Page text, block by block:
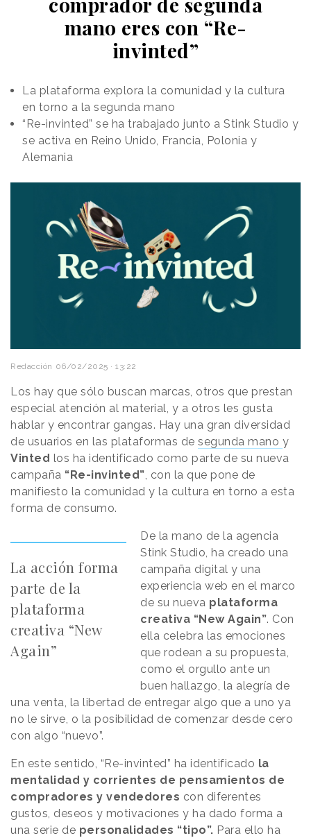
mano eres con “Re-
invinted”
La plataforma explora la comunidad y la cultura
en torno a la segunda mano
“Re-invinted” se ha trabajado junto a Stink Studio y
se activa en Reino Unido, Francia, Polonia y
Alemania
Redacción 06/02/2025 · 13:22
Los hay que sólo buscan marcas, otros que prestan
especial atención al material, y a otros les gusta
hablar y encontrar gangas. Hay una gran diversidad
de usuarios en las plataformas de segunda mano y
Vinted los ha identificado como parte de su nueva
campaña “Re-invinted”, con la que pone de
manifiesto la comunidad y la cultura en torno a esta
forma de consumo.
La acción forma
parte de la
plataforma
creativa “New
Again”
De la mano de la agencia
Stink Studio, ha creado una
campaña digital y una
experiencia web en el marco
de su nueva plataforma
creativa “New Again”. Con
ella celebra las emociones
que rodean a su propuesta,
como el orgullo ante un
buen hallazgo, la alegría de
una venta, la libertad de entregar algo que a uno ya
no le sirve, o la posibilidad de comenzar desde cero
con algo “nuevo”.
En este sentido, “Re-invinted” ha identificado la
mentalidad y corrientes de pensamientos de
compradores y vendedores con diferentes
gustos, deseos y motivaciones y ha dado forma a
una serie de personalidades “tipo”. Para ello ha